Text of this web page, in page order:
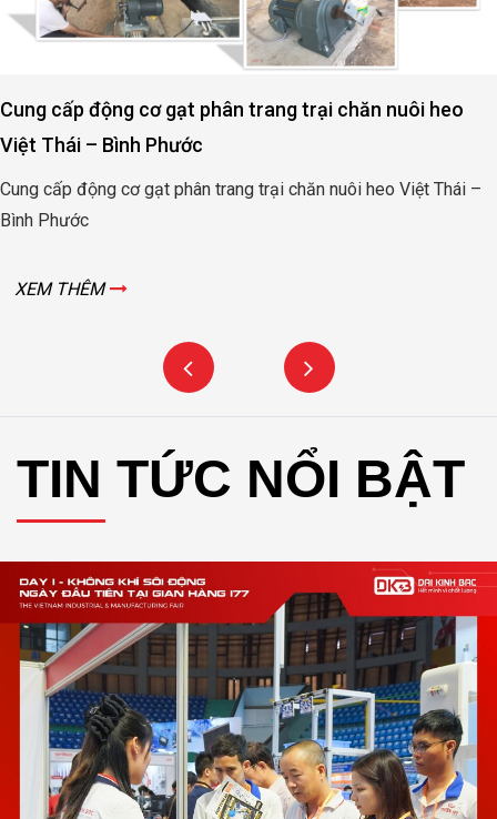
Cung cấp động cơ gạt phân trang trại chăn nuôi heo
Việt Thái – Bình Phước
Cung cấp động cơ gạt phân trang trại chăn nuôi heo Việt Thái –
Bình Phước
XEM THÊM
TIN TỨC NỔI BẬT